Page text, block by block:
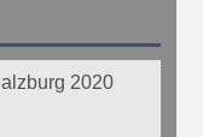
2020